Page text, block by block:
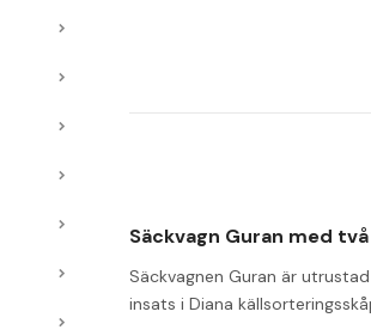
Säckvagn Guran med
Säckvagnen Guran är
insats i Diana